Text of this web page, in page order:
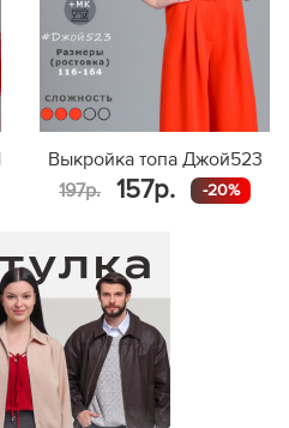
размер
86
92
98
122
128
134
140
146
152
Выкройка топа Джой523
197р.
157р. -20%